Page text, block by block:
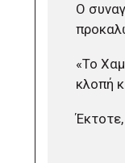
Ο
«Το
κλοπή